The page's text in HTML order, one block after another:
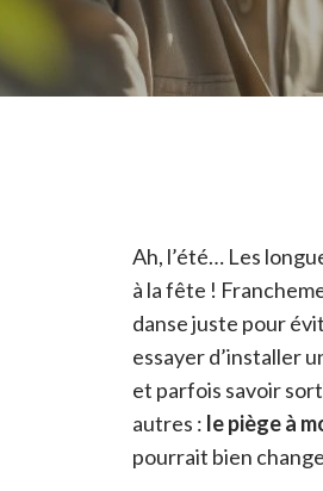
Ah, l’été… Les
à la fête !
danse juste pour
essayer d’installer
et parfois savoir
autres : le piège à
pourrait bien